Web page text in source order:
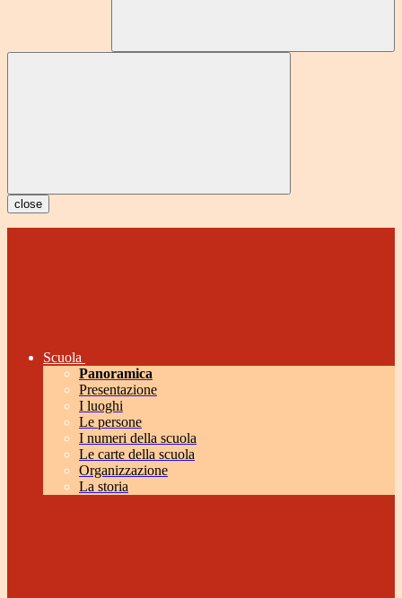
close
Scuola
Panoramica
Presentazione
I luoghi
Le persone
I numeri della scuola
Le carte della scuola
Organizzazione
La storia